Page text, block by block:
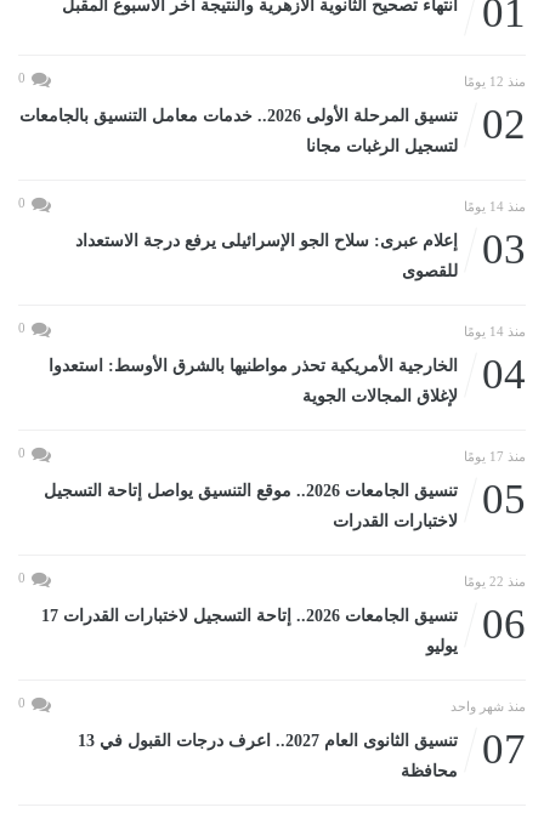
01 انتهاء تصحيح الثانوية الأزهرية والنتيجة آخر الأسبوع المقبل
منذ 12 يومًا 0
02
تنسيق المرحلة الأولى 2026.. خدمات معامل التنسيق بالجامعات
لتسجيل الرغبات مجانا
منذ 14 يومًا 0
03
إعلام عبرى: سلاح الجو الإسرائيلى يرفع درجة الاستعداد
للقصوى
منذ 14 يومًا 0
04
الخارجية الأمريكية تحذر مواطنيها بالشرق الأوسط: استعدوا
لإغلاق المجالات الجوية
منذ 17 يومًا 0
05
تنسيق الجامعات 2026.. موقع التنسيق يواصل إتاحة التسجيل
لاختبارات القدرات
منذ 22 يومًا 0
06
تنسيق الجامعات 2026.. إتاحة التسجيل لاختبارات القدرات 17
يوليو
منذ شهر واحد 0
07
تنسيق الثانوى العام 2027.. اعرف درجات القبول في 13
محافظة